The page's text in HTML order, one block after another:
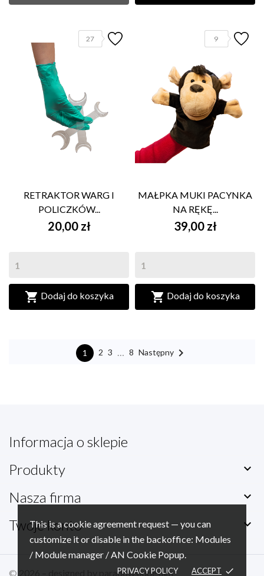
This is a cookie agreement request — you can
customize it or disable in the backoffice: Modules
/ Module manager / AN Cookie Popup.
PRIVACY POLICY ACCEPT done
27
RETRAKTOR WARG I
POLICZKÓW...
20,00 zł
 Dodaj do koszyka
9
MAŁPKA MUKI PACYNKA
NA RĘKĘ...
39,00 zł
 Dodaj do koszyka
1 2 3 … 8 Następny 
Informacja o sklepie
Produkty

Nasza firma 
Twoje konto 
© 2026 – designed by paradowskidesign